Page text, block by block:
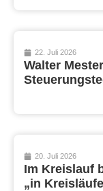
22. Juli 2026
Walter
20. Juli 2026
Im Kreislauf
„in